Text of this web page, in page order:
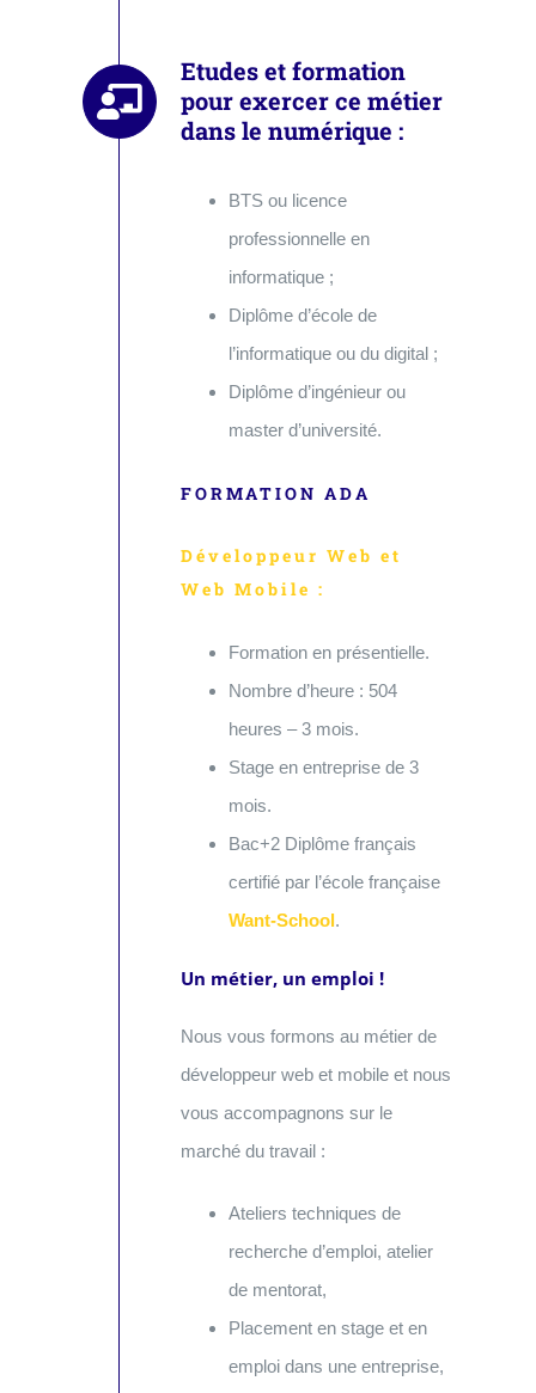
Etudes et formation
pour exercer ce métier
dans le numérique :
BTS ou licence
professionnelle en
informatique ;
Diplôme d’école de
l’informatique ou du digital ;
Diplôme d’ingénieur ou
master d’université.
FORMATION ADA
Développeur Web et
Web Mobile :
Formation en présentielle.
Nombre d’heure : 504
heures – 3 mois.
Stage en entreprise de 3
mois.
Bac+2 Diplôme français
certifié par l’école française
Want-School.
Un métier, un emploi !
Nous vous formons au métier de
développeur web et mobile et nous
vous accompagnons sur le
marché du travail :
Ateliers techniques de
recherche d’emploi, atelier
de mentorat,
Placement en stage et en
emploi dans une entreprise,